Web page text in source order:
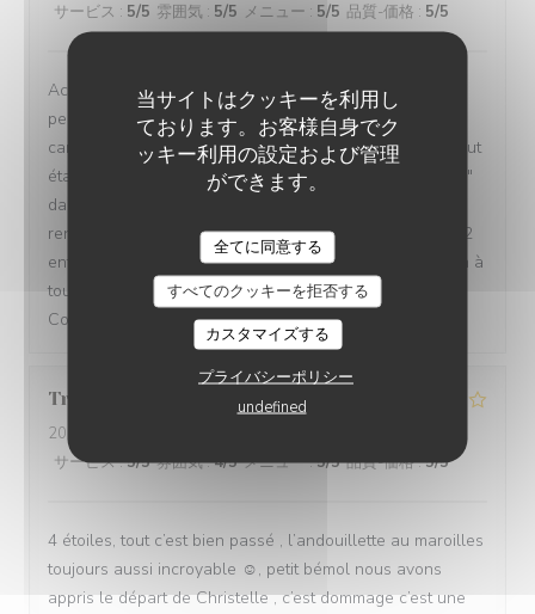
当サイトはクッキーを利用し
ております。お客様自身でク
ッキー利用の設定および管理
ができます。
全てに同意する
すべてのクッキーを拒否する
カスタマイズする
プライバシーポリシー
undefined
サービス : 5/5 雰囲気 : 5/5 メニュー : 5/5 品質-価格 : 5/5
Accueil, ambiance, décor, musique de fond,
personnel(serveuse charmante), choix des plats de la
carte des menus, les bières typiques de la choulette...tout
était parfait pour notre première " expérience choulette "
dans cette excellente brasserie gastronomique ch'ti . À
renouveler très certainement prochainement pour mes 2
enfants et moi même. Félicitations et bonne continuation à
toute l'équipe de " la choulette expérience "
Cordialement, Ludovic Delabre.
Tristan
2026-08-06
サービス:5/5 雰囲気:4/5 メニュー:5/5 品質-価格:5/5
4 étoiles, tout c’est bien passé , l’andouillette au maroilles
toujours aussi incroyable ☺️, petit bémol nous avons
appris le départ de Christelle , c’est dommage c’est une